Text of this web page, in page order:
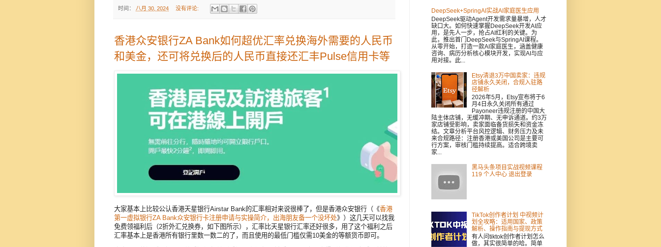
时间： 八月 30, 2024 没有评论:
香港众安银行ZA Bank如何超优汇率兑换海外需要的人民币
和美金，还可将兑换后的人民币直接还汇丰Pulse信用卡等
大家基本上比较公认香港天星银行Airstar Bank的汇率相对来说很棒了，但是香港众安银行（《香港
第一虚拟银行ZA Bank众安银行卡注册申请与实操简介，出海朋友备一个没坏处》）这几天可以找我
免费领福利后（2折外汇兑换券，如下图所示），汇率比天星银行汇率还好很多，用了这个福利之后
汇率基本上是香港所有银行里数一数二的了，而且使用的最低门槛仅需10美金的等额货币即可。
DeepSeek+SpringAI实战AI家庭医生应用
DeepSeek驱动Agent开发需求量暴增，人才
缺口大。如何快速掌握DeepSeek开发AI应
用，是先人一步，抢占AI红利的关键。为
此，推出首门DeepSeek与SpringAI课程。
从零开始，打造一款AI家庭医生，涵盖健康
咨询、病历分析核心模块开发，实现AI与应
用对接。此...
Etsy清退3万中国卖家：违规
店铺永久关闭，合规入驻路
径解析
2026年5月，Etsy宣布将于6
月4日永久关闭所有通过
Payoneer违规注册的中国大
陆主体店铺，无缓冲期、无申诉通道。约3万
家店铺受影响，卖家面临备货损失和资金冻
结。文章分析平台风控逻辑、财务压力及未
来合规路径：注册香港或美国公司是主要可
行方案，审核门槛持续提高。适合跨境卖
家...
黑马头条项目实战视频课程
119 个人中心 退出登录
TikTok创作者计划 中视频计
划全攻略：适用国家、政策
解析、操作指南与提现方式
有人问tiktok创作者计划怎么
做，其实很简单的哈。简单